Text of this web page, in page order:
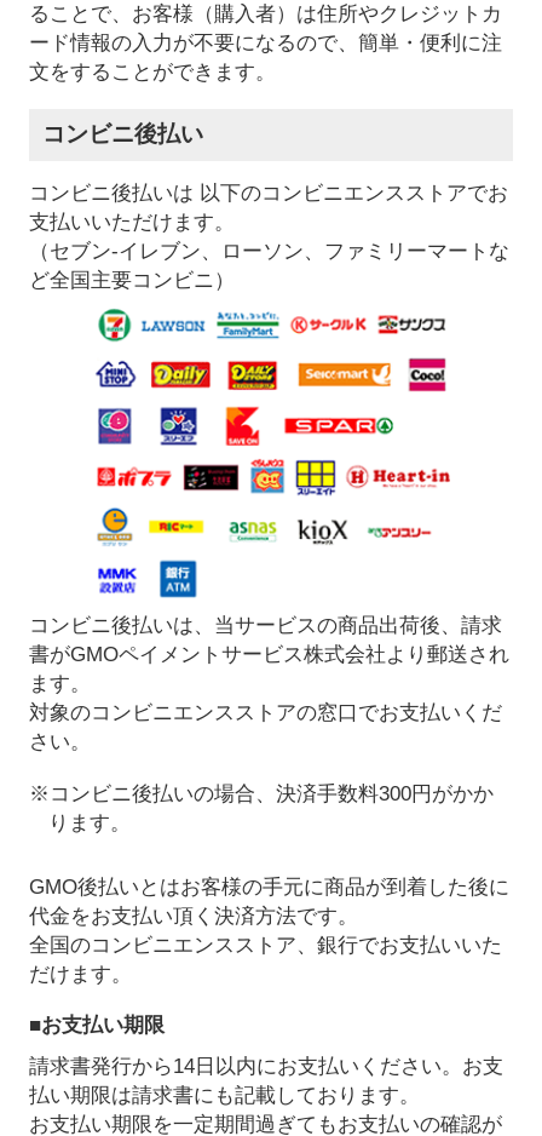
ることで、お客様（購入者）は住所やクレジットカ
ード情報の入力が不要になるので、簡単・便利に注
文をすることができます。
コンビニ後払い
コンビニ後払いは 以下のコンビニエンスストアでお
支払いいただけます。
（セブン-イレブン、ローソン、ファミリーマートな
ど全国主要コンビニ）
コンビニ後払いは、当サービスの商品出荷後、請求
書がGMOペイメントサービス株式会社より郵送され
ます。
対象のコンビニエンスストアの窓口でお支払いくだ
さい。
※コンビニ後払いの場合、決済手数料300円がかか
ります。
GMO後払いとはお客様の手元に商品が到着した後に
代金をお支払い頂く決済方法です。
全国のコンビニエンスストア、銀行でお支払いいた
だけます。
■お支払い期限
請求書発行から14日以内にお支払いください。お支
払い期限は請求書にも記載しております。
お支払い期限を一定期間過ぎてもお支払いの確認が